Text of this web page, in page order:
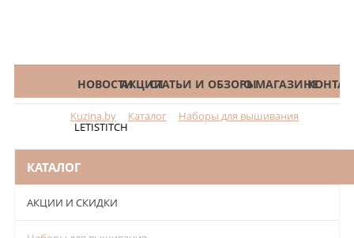
КАТАЛОГНОВОСТИАКЦИИСТАТЬИ И ОБЗОРЫО МАГАЗИНЕ
Kuzina.by Каталог Наборы для вышивания
LETISTITCH
КАТАЛОГ
АКЦИИ И СКИДКИ